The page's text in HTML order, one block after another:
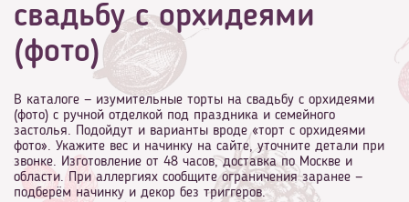
С цветами
Изумительные торты на свадьбу с орхидеями
(фото)
свадьбу с орхидеями
(фото)
В каталоге — изумительные торты на свадьбу с орхидеями
(фото) с ручной отделкой под праздника и семейного
застолья. Подойдут и варианты вроде «торт с орхидеями
фото». Укажите вес и начинку на сайте, уточните детали при
звонке. Изготовление от 48 часов, доставка по Москве и
области. При аллергиях сообщите ограничения заранее —
подберём начинку и декор без триггеров.